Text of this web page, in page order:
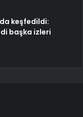
keşfedildi:
başka izleri